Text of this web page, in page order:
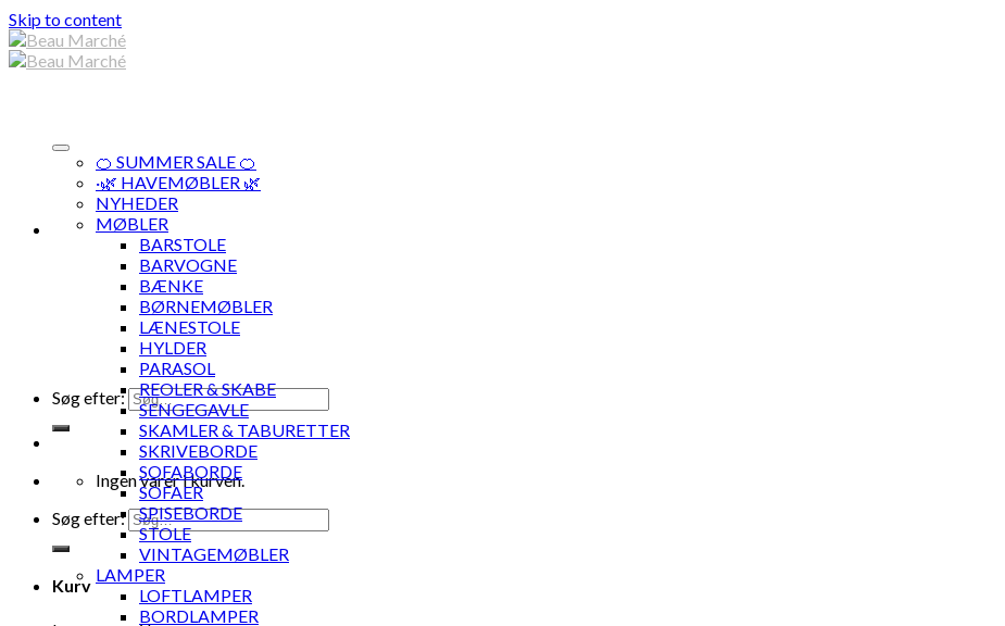
Skip to content
Søg efter:
Ingen varer i kurven.
Søg efter:
Kurv
🍊 SUMMER SALE 🍊
·🌿 HAVEMØBLER 🌿
NYHEDER
MØBLER
BARSTOLE
BARVOGNE
BÆNKE
BØRNEMØBLER
LÆNESTOLE
HYLDER
PARASOL
REOLER & SKABE
SENGEGAVLE
SKAMLER & TABURETTER
SKRIVEBORDE
SOFABORDE
SOFAER
SPISEBORDE
STOLE
VINTAGEMØBLER
LAMPER
LOFTLAMPER
BORDLAMPER